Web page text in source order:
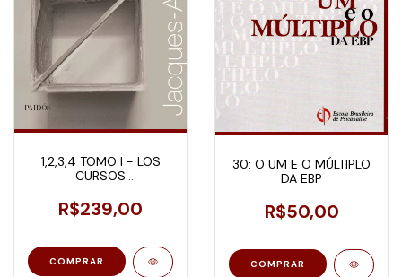
1,2,3,4 TOMO I - LOS
CURSOS
JACQUES-ALAIN MILLER
R$239,00
30: O UM E O MÚLTIPLO
DA EBP
R$50,00